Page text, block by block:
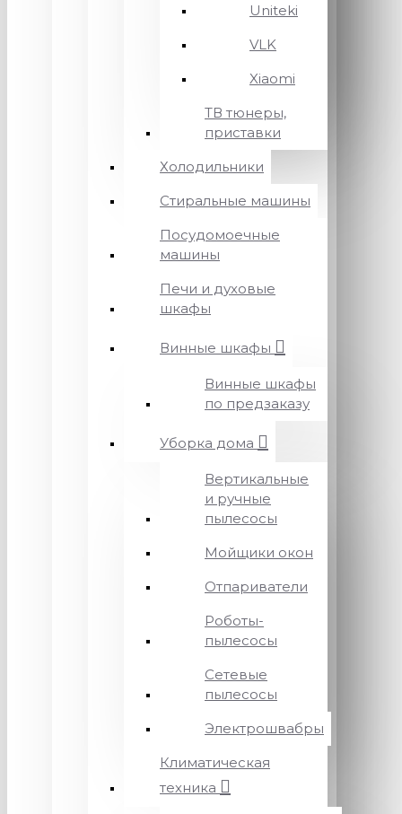
Uniteki
VLK
Xiaomi
ТВ тюнеры,
приставки
Холодильники
Стиральные машины
Посудомоечные
машины
Печи и духовые
шкафы
Винные шкафы
Винные шкафы
по предзаказу
Уборка дома
Вертикальные
и ручные
пылесосы
Мойщики окон
Отпариватели
Роботы-
пылесосы
Сетевые
пылесосы
Электрошвабры
Климатическая
техника